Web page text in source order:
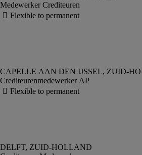
Medewerker Crediteuren
Crediteurenmedewerker AP